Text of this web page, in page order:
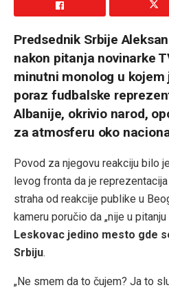
Predsednik Srbije
nakon pitanja novinarke
minutni monolog u
poraz fudbalske
Albanije, okrivio narod,
za atmosferu oko
Povod za njegovu reakciju bilo
levog fronta da je
straha od reakcije publike u
kameru poručio da „nije u pitanju
Leskovac jedino mesto gde
Srbiju.
„Ne smem da to čujem? Ja to